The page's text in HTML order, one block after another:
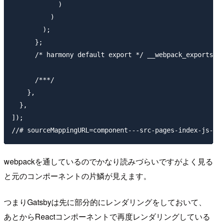
            )
          )
        );
      };
/* harmony default export */
      /***/
    },
  },
]);
webpackを通しているのでかなり読みづらいですがよく見る
と元のコンポーネントの片鱗が見えます。
つまりGatsbyは先に部分的にレンダリングをしておいて、
あとからReactコンポーネントで再度レンダリングしている